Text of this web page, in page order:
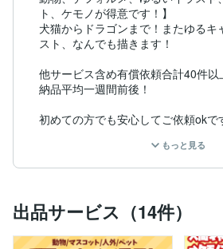
ト、ケモノが得意です！】
犬猫からドラゴンまで！またゆるキ
スト、なんでも描きます！
他サービス含め有償依頼合計40件以
納品平均一週間前後！
初めての方でも安心してご依頼okで
お気軽にメッセージください！
お見積り、ご相談は無料です。
くださいませ！
ご提案とても嬉しいです。柔軟に対
す。
もっと見る
出品サービス（14件）